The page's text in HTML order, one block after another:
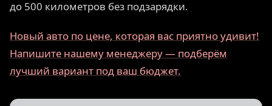
до 500 километров без подзарядки.
Новый авто по цене, которая вас приятно удивит!
Напишите нашему менеджеру — подберём
лучший вариант под ваш бюджет.